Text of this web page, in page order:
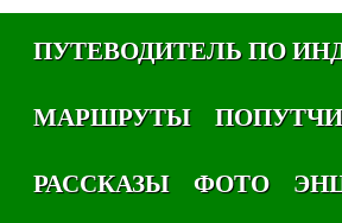
ПУТЕВОДИТЕЛЬ ПО
МАРШРУТЫ
РАССКАЗЫ
ФОТО